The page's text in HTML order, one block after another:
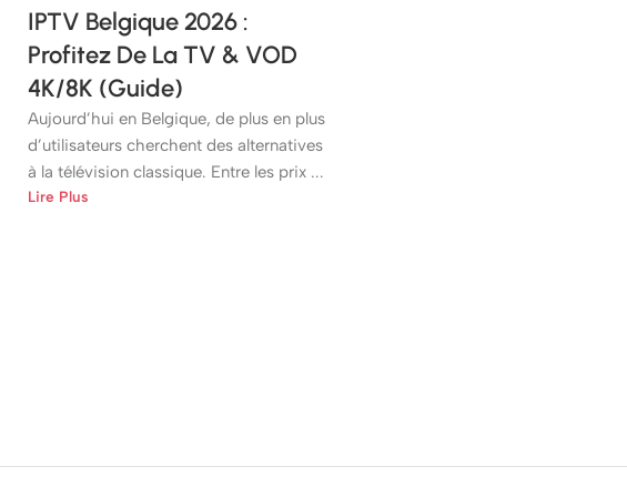
IPTV Belgique 2026 :
Profitez De La TV & VOD
4K/8K (Guide)
Aujourd’hui en Belgique, de plus en plus
d’utilisateurs cherchent des alternatives
à la télévision classique. Entre les prix ...
Lire Plus